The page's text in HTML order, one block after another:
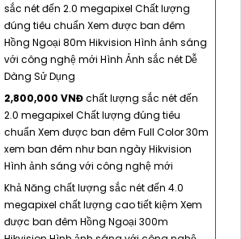
sắc nét đến 2.0 megapixel Chất lượng
đúng tiêu chuẩn Xem được ban đêm
Hồng Ngoại 80m Hikvision Hình ảnh sáng
với công nghệ mới Hình Ảnh sắc nét Dễ
Dàng Sử Dụng
2,800,000 VNĐchất lượng sắc nét đến
2.0 megapixel Chất lượng đúng tiêu
chuẩn Xem được ban đêm Full Color 30m
xem ban đêm như ban ngày Hikvision
Hình ảnh sáng với công nghệ mới
Khả Năng chất lượng sắc nét đến 4.0
megapixel chất lượng cao tiết kiệm Xem
được ban đêm Hồng Ngoại 300m